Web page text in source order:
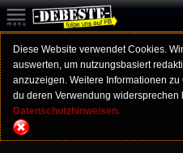
Diese Website verwendet Cookies.
auswerten, um nutzungsbasiert
anzuzeigen. Weitere Informationen
du deren Verwendung widersprechen
Datenschutzhinweisen.